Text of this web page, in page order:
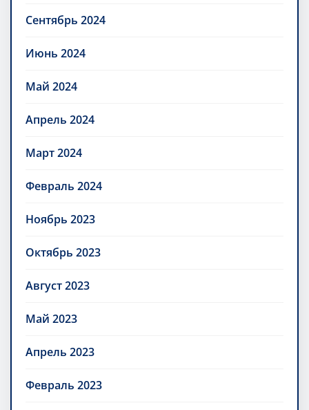
Сентябрь 2024
Июнь 2024
Май 2024
Апрель 2024
Март 2024
Февраль 2024
Ноябрь 2023
Октябрь 2023
Август 2023
Май 2023
Апрель 2023
Февраль 2023